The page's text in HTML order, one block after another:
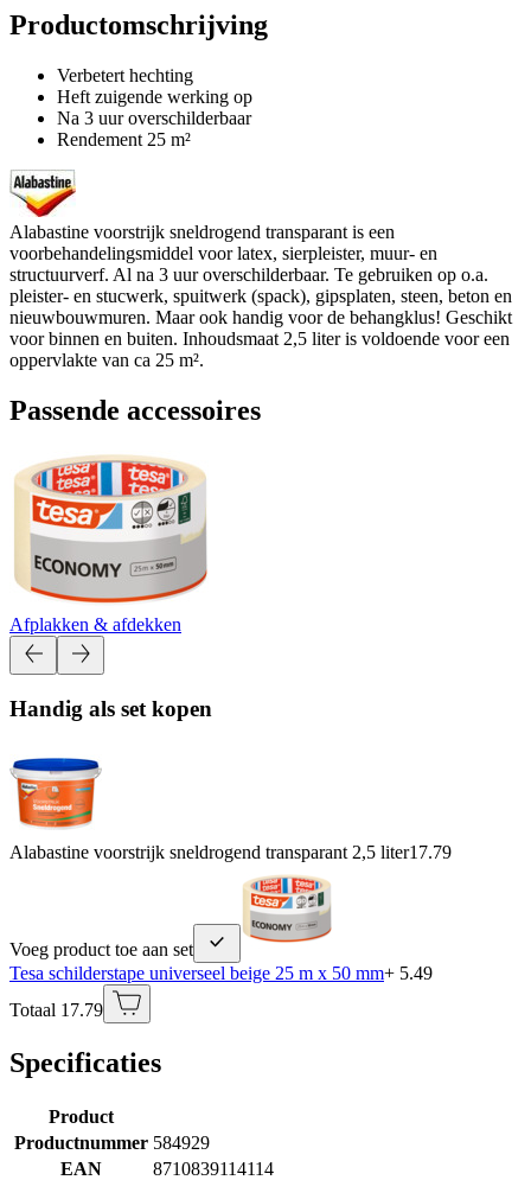
Productomschrijving
Verbetert hechting
Heft zuigende werking op
Na 3 uur overschilderbaar
Rendement 25 m²
Alabastine voorstrijk sneldrogend transparant is een
voorbehandelingsmiddel voor latex, sierpleister, muur- en
structuurverf. Al na 3 uur overschilderbaar. Te gebruiken op o.a.
pleister- en stucwerk, spuitwerk (spack), gipsplaten, steen, beton en
nieuwbouwmuren. Maar ook handig voor de behangklus! Geschikt
voor binnen en buiten. Inhoudsmaat 2,5 liter is voldoende voor een
oppervlakte van ca 25 m².
Passende accessoires
Afplakken & afdekken
Handig als set kopen
Alabastine voorstrijk sneldrogend transparant 2,5 liter17.79
Voeg product toe aan set
Tesa schilderstape universeel beige 25 m x 50 mm+ 5.49
Totaal 17.79
Specificaties
Product
Productnummer 584929
EAN
8710839114114